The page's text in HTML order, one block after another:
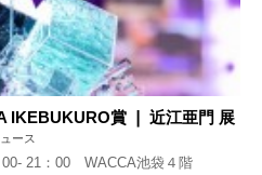
IKEBUKURO賞 ❘ 近江亜門 展
ース
21：00 WACCA池袋４階